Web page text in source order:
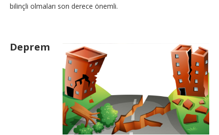
bilinçli olmaları son derece önemli.
Deprem